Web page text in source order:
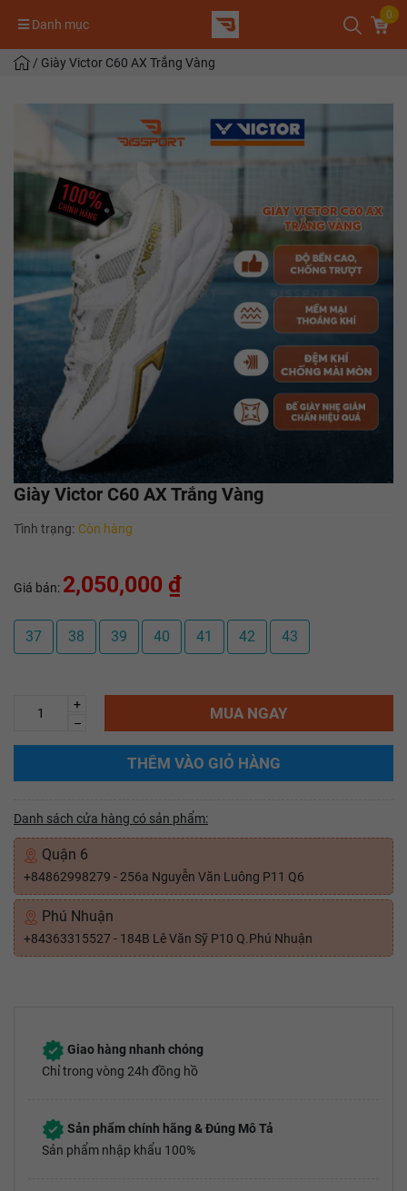
Danh mục
0
/ Giày Victor C60 AX Trắng Vàng
Giày Victor C60 AX Trắng Vàng
Tình trạng: Còn hàng
Giá bán: 2,050,000 ₫
37 38 39 40 41 42 43
+
–
MUA NGAY
THÊM VÀO GIỎ HÀNG
Danh sách cửa hàng có sản phẩm:
Quận 6
+84862998279 - 256a Nguyễn Văn Luông P11 Q6
Phú Nhuận
+84363315527 - 184B Lê Văn Sỹ P10 Q.Phú Nhuận
Giao hàng nhanh chóng
Chỉ trong vòng 24h đồng hồ
Sản phẩm chính hãng & Đúng Mô Tả
Sản phẩm nhập khẩu 100%